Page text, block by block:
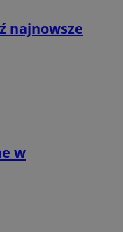
najnowsze
w